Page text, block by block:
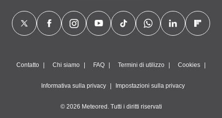
Contatto Chi siamo FAQ Termini di utilizzo Cookies
Informativa sulla privacy Impostazioni sulla privacy
© 2026 Meteored. Tutti i diritti riservati